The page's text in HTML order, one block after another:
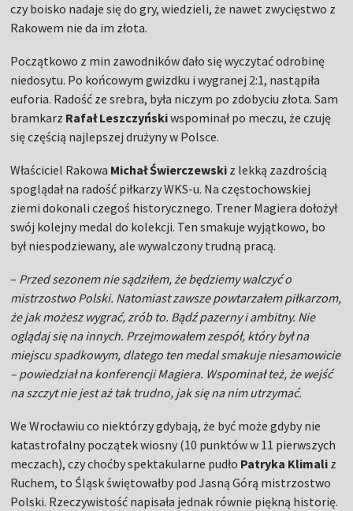
czy boisko nadaje się do gry, wiedzieli, że nawet zwycięstwo z
Rakowem nie da im złota.
Początkowo z min zawodników dało się wyczytać odrobinę
niedosytu. Po końcowym gwizdku i wygranej 2:1, nastąpiła
euforia. Radość ze srebra, była niczym po zdobyciu złota. Sam
bramkarz Rafał Leszczyńskiwspominał po meczu, że czuję
się częścią najlepszej drużyny w Polsce.
Właściciel Rakowa Michał Świerczewski z lekką zazdrością
spoglądał na radość piłkarzy WKS-u. Na częstochowskiej
ziemi dokonali czegoś historycznego. Trener Magiera dołożył
swój kolejny medal do kolekcji. Ten smakuje wyjątkowo, bo
był niespodziewany, ale wywalczony trudną pracą.
– Przed sezonem nie sądziłem, że będziemy walczyć o
mistrzostwo Polski. Natomiast zawsze powtarzałem piłkarzom,
że jak możesz wygrać, zrób to. Bądź pazerny i ambitny. Nie
oglądaj się na innych. Przejmowałem zespół, który był na
miejscu spadkowym, dlatego ten medal smakuje niesamowicie
– powiedział na konferencji Magiera. Wspominał też, że wejść
na szczyt nie jest aż tak trudno, jak się na nim utrzymać.
We Wrocławiu co niektórzy gdybają, że być może gdyby nie
katastrofalny początek wiosny (10 punktów w 11 pierwszych
meczach), czy choćby spektakularne pudło Patryka Klimali z
Ruchem, to Śląsk świętowałby pod Jasną Górą mistrzostwo
Polski. Rzeczywistość napisała jednak równie piękną historię.